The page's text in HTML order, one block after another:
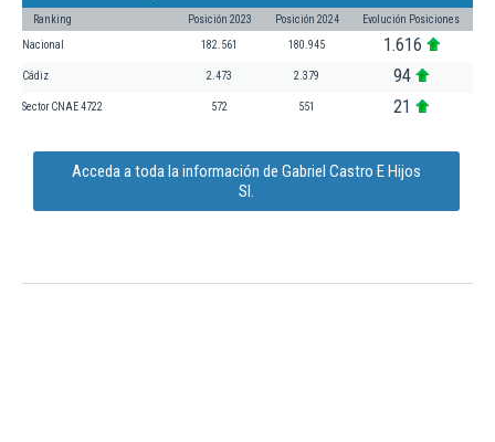
Ranking Posición 2023 Posición 2024 Evolución Posiciones
Nacional 182.561 180.945 1.616
Cádiz 2.473 2.379 94
Sector CNAE 4722 572 551 21
Acceda a toda la información de Gabriel Castro E Hijos
Sl.